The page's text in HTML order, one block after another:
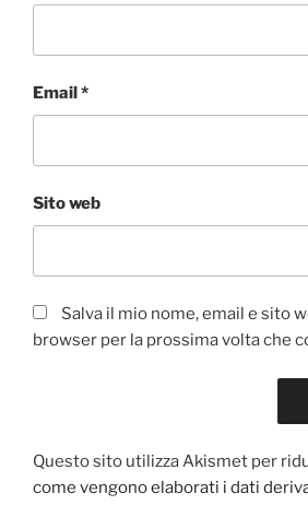
Email*
Sito web
Salva il mio nome, email e sito
browser per la prossima volta che
Questo sito utilizza Akismet per
come vengono elaborati i dati